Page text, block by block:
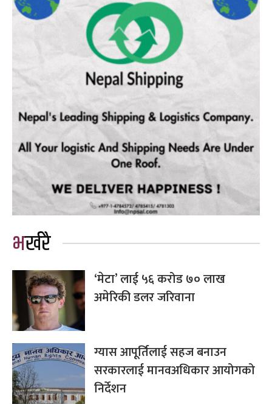
भर्खरै
‘मेटा’ लाई ५६ करोड ७० लाख
अमेरिकी डलर जरिवाना
ग्यास आपूर्तिलाई सहज बनाउन
सरकारलाई मानवअधिकार आयोगको
निर्देशन